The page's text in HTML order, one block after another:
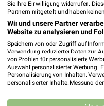
Wohnideen so individuell wie du!
Sie Ihre Einwilligung widerrufen.
Partnern mitgeteilt und haben
Wir und unsere Partner
Website zu analysieren und
Speichern von oder Zugriff auf
Verwendung reduzierter Daten zur
von Profilen für personalisierte
Auswahl personalisierter Werbung.
Personalisierung von Inhalten.
personalisierter Inhalte. Messung
Kombinationen von Daten aus